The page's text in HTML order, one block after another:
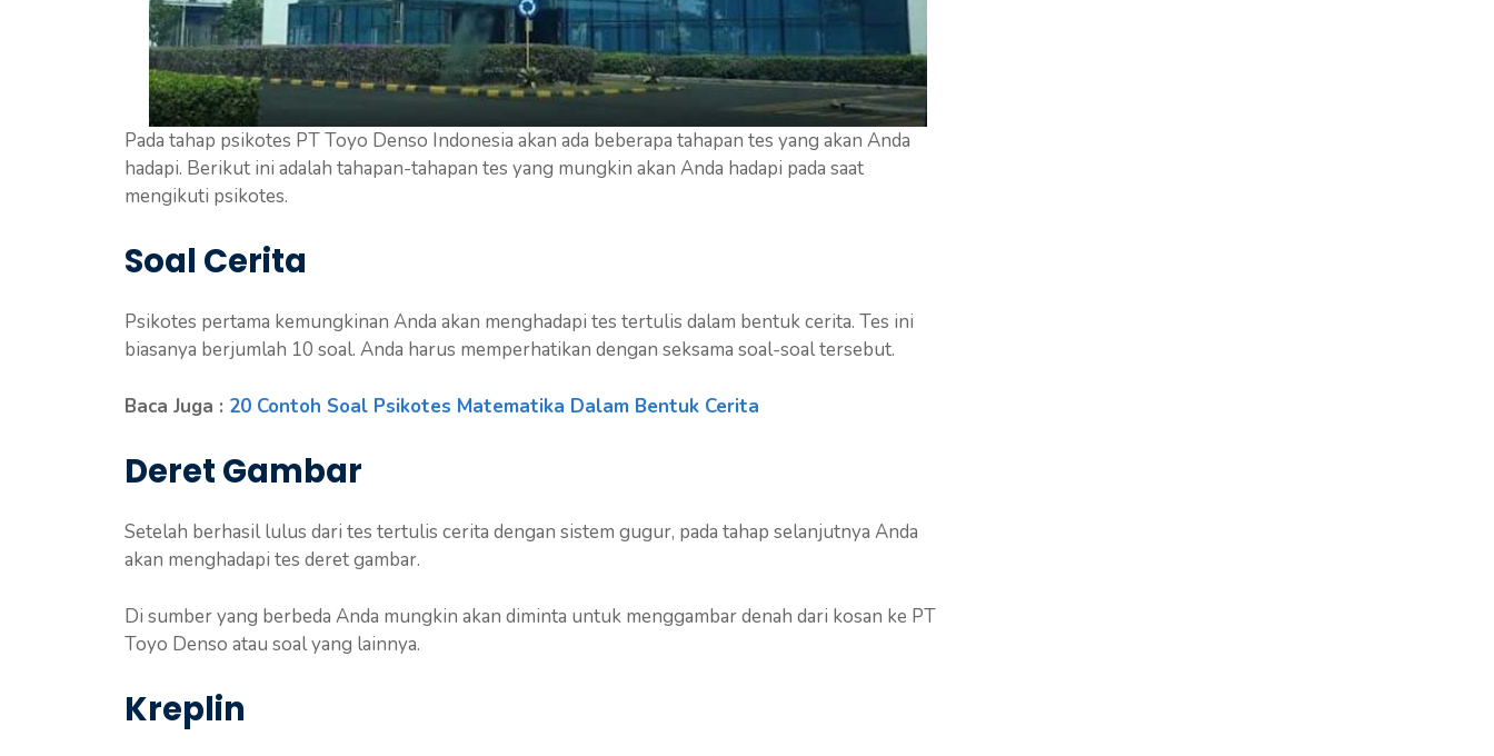
Pada tahap psikotes PT Toyo Denso Indonesia akan ada beberapa tahapan tes yang akan Anda
hadapi. Berikut ini adalah tahapan-tahapan tes yang mungkin akan Anda hadapi pada saat
mengikuti psikotes.
Soal Cerita
Psikotes pertama kemungkinan Anda akan menghadapi tes tertulis dalam bentuk cerita. Tes ini
biasanya berjumlah 10 soal. Anda harus memperhatikan dengan seksama soal-soal tersebut.
Baca Juga : 20 Contoh Soal Psikotes Matematika Dalam Bentuk Cerita
Deret Gambar
Setelah berhasil lulus dari tes tertulis cerita dengan sistem gugur, pada tahap selanjutnya Anda
akan menghadapi tes deret gambar.
Di sumber yang berbeda Anda mungkin akan diminta untuk menggambar denah dari kosan ke PT
Toyo Denso atau soal yang lainnya.
Kreplin